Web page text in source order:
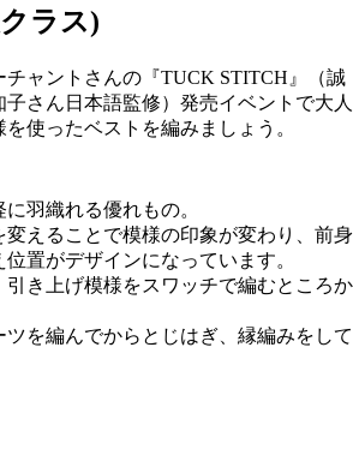
ラス)
チャントさんの『TUCK STITCH』（誠
さん日本語監修）発売イベントで大人
使ったベストを編みましょう。
羽織れる優れもの。
変えることで模様の印象が変わり、前身
置がデザインになっています。
引き上げ模様をスワッチで編むところか
を編んでからとじはぎ、縁編みをして